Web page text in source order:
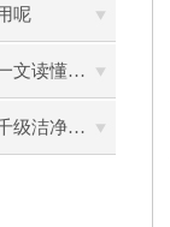
发展
呢
什么是千级洁净棚？一文读懂其结构特点与局部净化优势
苏馨光电采购我公司千级洁净棚普通工作台一批（7月07日）已顺利交货